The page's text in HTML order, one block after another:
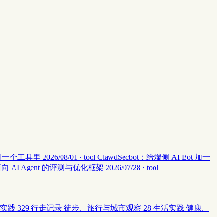
个工具里 2026/08/01 · tool ClawdSecbot：给端侧 AI Bot 加一
向 AI Agent 的评测与优化框架 2026/07/28 · tool
践 329 行走记录 徒步、旅行与城市观察 28 生活实践 健康、